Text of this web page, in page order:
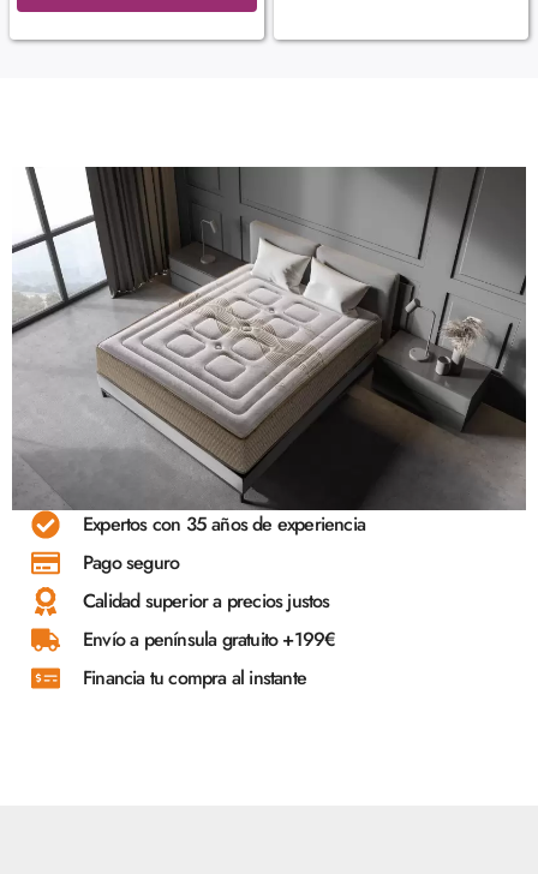
Expertos con 35 años de experiencia
Pago seguro
Calidad superior a precios justos
Envío a península gratuito +199€
Financia tu compra al instante